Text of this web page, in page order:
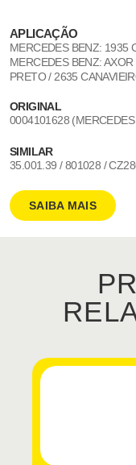
APLICAÇÃO
MERCEDES BENZ: 1935
MERCEDES BENZ:
PRETO / 2635
ORIGINAL
0004101628
SIMILAR
35.001.39 / 801028 /
SAIBA MAIS